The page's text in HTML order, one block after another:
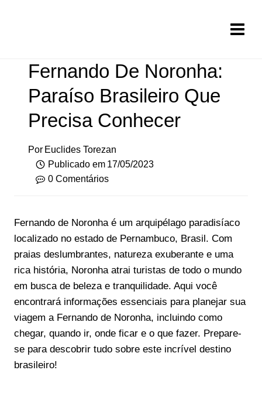
Fernando De Noronha:
Paraíso Brasileiro Que
Precisa Conhecer
Por Euclides Torezan
Publicado em 17/05/2023
0 Comentários
Fernando de Noronha é um arquipélago paradisíaco
localizado no estado de Pernambuco, Brasil. Com
praias deslumbrantes, natureza exuberante e uma
rica história, Noronha atrai turistas de todo o mundo
em busca de beleza e tranquilidade. Aqui você
encontrará informações essenciais para planejar sua
viagem a Fernando de Noronha, incluindo como
chegar, quando ir, onde ficar e o que fazer. Prepare-
se para descobrir tudo sobre este incrível destino
brasileiro!